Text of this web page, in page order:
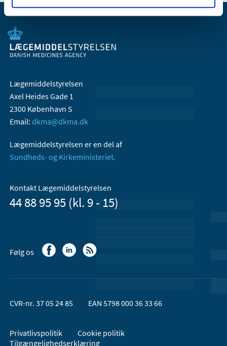
Lægemiddelstyrelsen
Axel Heides Gade 1
2300 København S
Email: dkma@dkma.dk
Lægemiddelstyrelsen er en del af
Sundheds- og Kirkeministeriet.
Kontakt Lægemiddelstyrelsen
44 88 95 95 (kl. 9 - 15)
Følg os
CVR-nr. 37 05 24 85 EAN 5798 000 36 33 66
Privatlivspolitik
Cookie politik
Tilgængelighedserklæring